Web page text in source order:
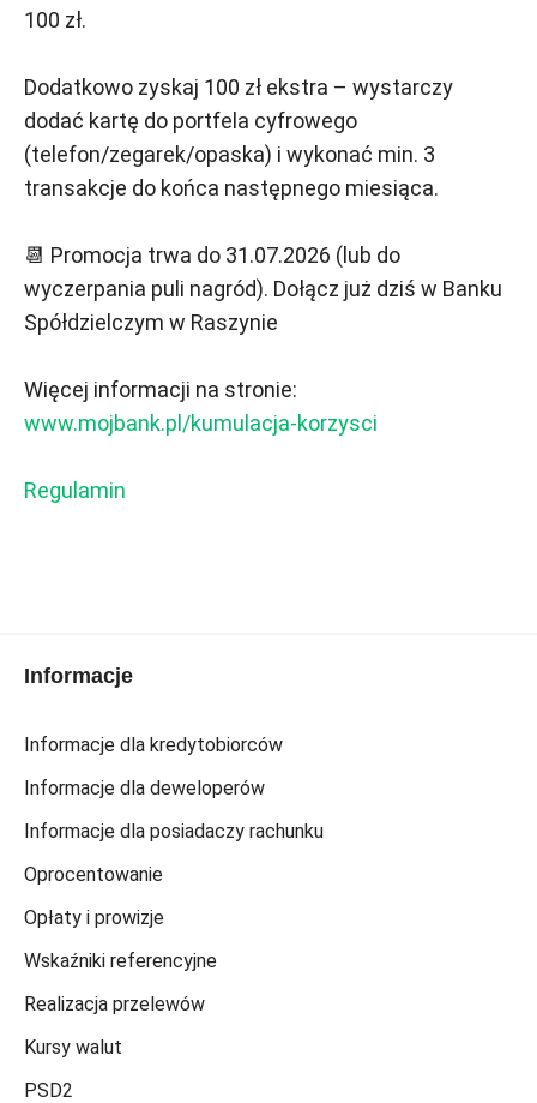
100 zł.
Dodatkowo zyskaj 100 zł ekstra – wystarczy
dodać kartę do portfela cyfrowego
(telefon/zegarek/opaska) i wykonać min. 3
transakcje do końca następnego miesiąca.
📆 Promocja trwa do 31.07.2026 (lub do
wyczerpania puli nagród). Dołącz już dziś w Banku
Spółdzielczym w Raszynie
Więcej informacji na stronie:
www.mojbank.pl/kumulacja-korzysci
Regulamin
Informacje
Informacje dla kredytobiorców
Informacje dla deweloperów
Informacje dla posiadaczy rachunku
Oprocentowanie
Opłaty i prowizje
Wskaźniki referencyjne
Realizacja przelewów
Kursy walut
PSD2